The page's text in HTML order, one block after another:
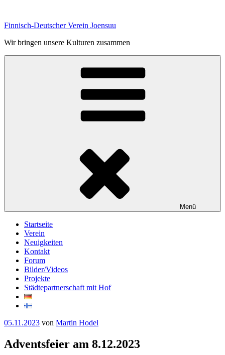
springen
Finnisch-Deutscher Verein Joensuu
Wir bringen unsere Kulturen zusammen
Menü
Startseite
Verein
Neuigkeiten
Kontakt
Forum
Bilder/Videos
Projekte
Städtepartnerschaft mit Hof
Veröffentlicht
05.11.2023 von Martin Hodel
Adventsfeier am 8.12.2023